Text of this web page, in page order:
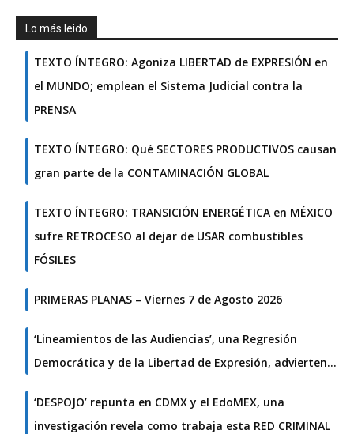
Lo más leido
TEXTO ÍNTEGRO: Agoniza LIBERTAD de EXPRESIÓN en
el MUNDO; emplean el Sistema Judicial contra la
PRENSA
TEXTO ÍNTEGRO: Qué SECTORES PRODUCTIVOS causan
gran parte de la CONTAMINACIÓN GLOBAL
TEXTO ÍNTEGRO: TRANSICIÓN ENERGÉTICA en MÉXICO
sufre RETROCESO al dejar de USAR combustibles
FÓSILES
PRIMERAS PLANAS – Viernes 7 de Agosto 2026
‘Lineamientos de las Audiencias’, una Regresión
Democrática y de la Libertad de Expresión, advierten…
‘DESPOJO’ repunta en CDMX y el EdoMEX, una
investigación revela como trabaja esta RED CRIMINAL